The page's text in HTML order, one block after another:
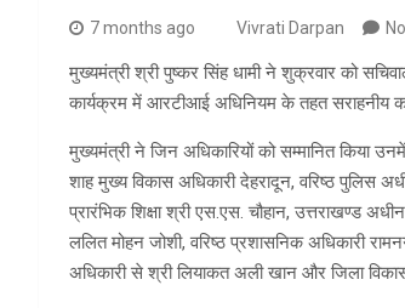
7 months ago Vivrati Darpan
मुख्यमंत्री श्री पुष्कर सिंह धामी ने शुक्रवार को
कार्यक्रम में आरटीआई अधिनियम के तहत सराहनीय
मुख्यमंत्री ने जिन अधिकारियों को सम्मानित किया
शाह मुख्य विकास अधिकारी देहरादून, वरिष्ठ पुलिस
प्रारंभिक शिक्षा श्री एस.एस. चौहान, उत्तराखण्ड
ललित मोहन जोशी, वरिष्ठ प्रशासनिक अधिकारी
अधिकारी से श्री लियाकत अली खान और जिला विकास